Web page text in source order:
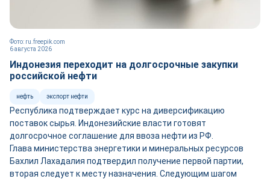
6 августа 2026
Фото: ru.freepik.com
Индонезия переходит на долгосрочные закупки
российской нефти
нефть экспорт нефти
Республика подтверждает курс на диверсификацию
поставок сырья. Индонезийские власти готовят
долгосрочное соглашение для ввоза нефти из РФ.
Глава министерства энергетики и минеральных ресурсов
Бахлил Лахадалия подтвердил получение первой партии,
вторая следует к месту назначения. Следующим шагом